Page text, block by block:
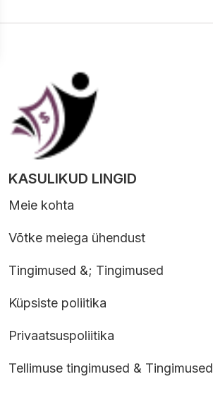
KASULIKUD LINGID
Meie kohta
Võtke meiega ühendust
Tingimused &; Tingimused
Küpsiste poliitika
Privaatsuspoliitika
Tellimuse tingimused & Tingimused